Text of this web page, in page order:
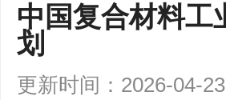
中国复合材料
划
更新时间：2026-04-